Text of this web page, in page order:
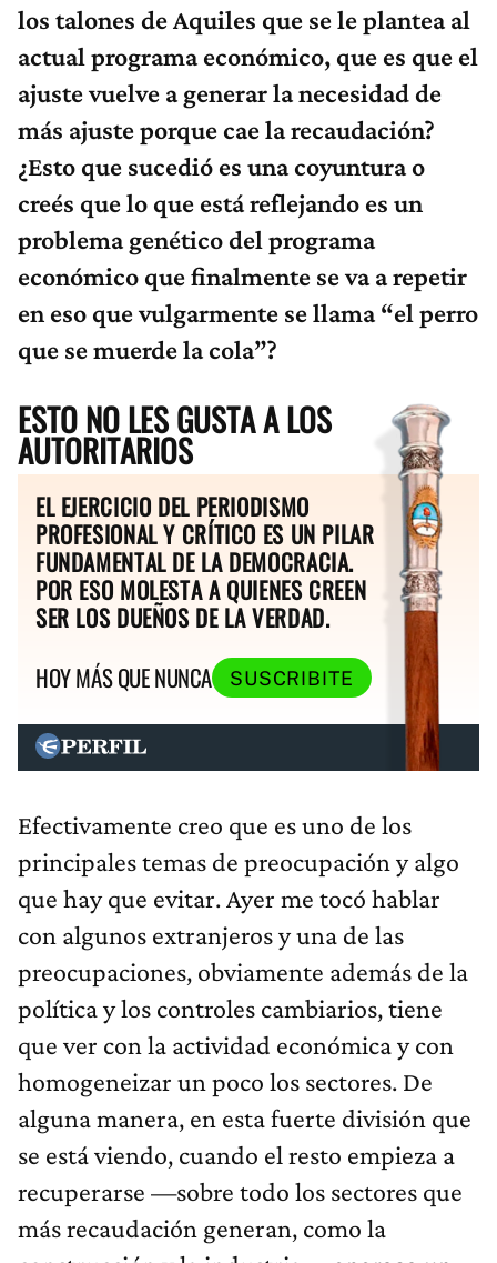
los talones de Aquiles que se le plantea al
actual programa económico​, que es que el
ajuste vuelve a generar la necesidad de
más ajuste porque cae la recaudación?
¿Esto que sucedió es una coyuntura o
creés que lo que está reflejando es un
problema genético del programa
económico que finalmente se va a repetir
en eso que vulgarmente se llama “el perro
que se muerde la cola”?
ESTO NO LES GUSTA A LOS
AUTORITARIOS
EL EJERCICIO DEL PERIODISMO
PROFESIONAL Y CRÍTICO ES UN PILAR
FUNDAMENTAL DE LA DEMOCRACIA.
POR ESO MOLESTA A QUIENES CREEN
SER LOS DUEÑOS DE LA VERDAD.
HOY MÁS QUE NUNCA
SUSCRIBITE
Efectivamente creo que es uno de los
principales temas de preocupación y algo
que hay que evitar. Ayer me tocó hablar
con algunos extranjeros y una de las
preocupaciones, obviamente además de la
política y los controles cambiarios, tiene
que ver con la actividad económica y con
homogeneizar un poco los sectores. De
alguna manera, en esta fuerte división que
se está viendo, cuando el resto empieza a
recuperarse —sobre todo los sectores que
más recaudación generan, como la